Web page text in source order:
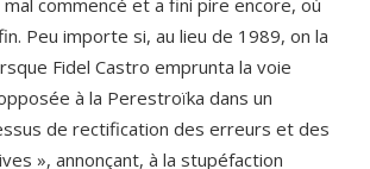
commencé et a fini pire encore, où
Peu importe si, au lieu de 1989, on la
Fidel Castro emprunta la voie
à la Perestroïka dans un
de rectification des erreurs et des
», annonçant, à la stupéfaction